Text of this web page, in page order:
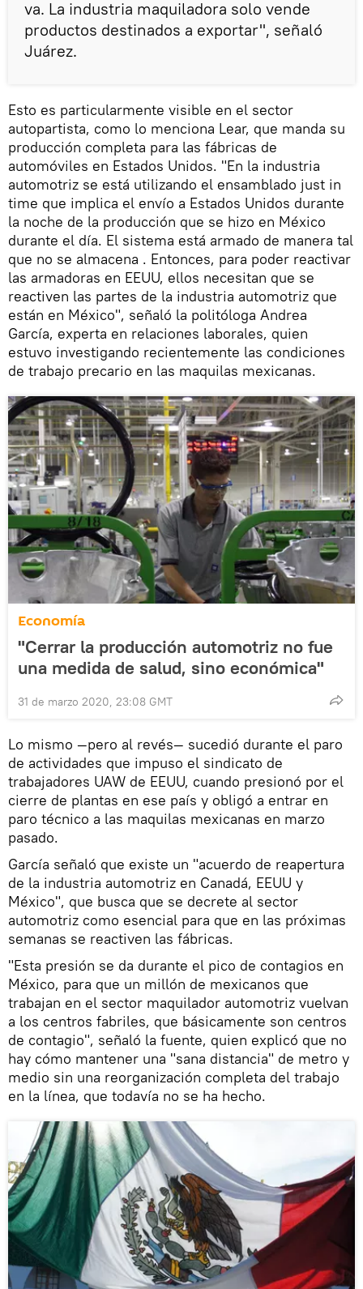
va. La industria maquiladora solo vende
productos destinados a exportar", señaló
Juárez.
Esto es particularmente visible en el sector
autopartista, como lo menciona Lear, que manda su
producción completa para las fábricas de
automóviles en Estados Unidos. "En la industria
automotriz se está utilizando el ensamblado just in
time que implica el envío a Estados Unidos durante
la noche de la producción que se hizo en México
durante el día. El sistema está armado de manera tal
que no se almacena . Entonces, para poder reactivar
las armadoras en EEUU, ellos necesitan que se
reactiven las partes de la industria automotriz que
están en México", señaló la politóloga Andrea
García, experta en relaciones laborales, quien
estuvo investigando recientemente las condiciones
de trabajo precario en las maquilas mexicanas.
Economía
"Cerrar la producción automotriz no fue
una medida de salud, sino económica"
31 de marzo 2020, 23:08 GMT
Lo mismo —pero al revés— sucedió durante el paro
de actividades que impuso el sindicato de
trabajadores UAW de EEUU, cuando presionó por el
cierre de plantas en ese país y obligó a entrar en
paro técnico a las maquilas mexicanas en marzo
pasado.
García señaló que existe un "acuerdo de reapertura
de la industria automotriz en Canadá, EEUU y
México", que busca que se decrete al sector
automotriz como esencial para que en las próximas
semanas se reactiven las fábricas.
"Esta presión se da durante el pico de contagios en
México, para que un millón de mexicanos que
trabajan en el sector maquilador automotriz vuelvan
a los centros fabriles, que básicamente son centros
de contagio", señaló la fuente, quien explicó que no
hay cómo mantener una "sana distancia" de metro y
medio sin una reorganización completa del trabajo
en la línea, que todavía no se ha hecho.